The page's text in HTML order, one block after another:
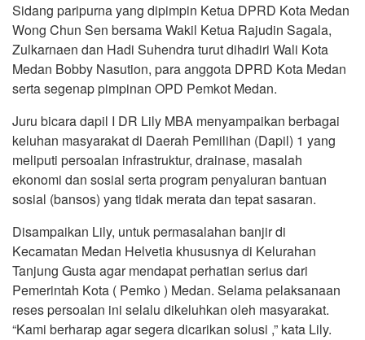
Sidang paripurna yang dipimpin Ketua DPRD Kota Medan
Wong Chun Sen bersama Wakil Ketua Rajudin Sagala,
Zulkarnaen dan Hadi Suhendra turut dihadiri Wali Kota
Medan Bobby Nasution, para anggota DPRD Kota Medan
serta segenap pimpinan OPD Pemkot Medan.
Juru bicara dapil I DR Lily MBA menyampaikan berbagai
keluhan masyarakat di Daerah Pemilihan (Dapil) 1 yang
meliputi persoalan infrastruktur, drainase, masalah
ekonomi dan sosial serta program penyaluran bantuan
sosial (bansos) yang tidak merata dan tepat sasaran.
Disampaikan Lily, untuk permasalahan banjir di
Kecamatan Medan Helvetia khususnya di Kelurahan
Tanjung Gusta agar mendapat perhatian serius dari
Pemerintah Kota ( Pemko ) Medan. Selama pelaksanaan
reses persoalan ini selalu dikeluhkan oleh masyarakat.
“Kami berharap agar segera dicarikan solusi ,” kata Lily.